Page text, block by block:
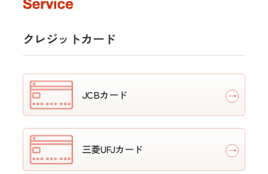
クレジットカード
JCBカード
三菱UFJカード